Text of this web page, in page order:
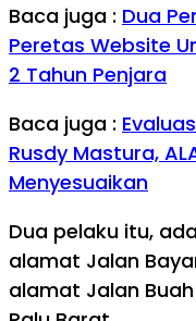
Baca juga : Dua
Peretas Website
2 Tahun Penjara
Baca juga :
Rusdy Mastura,
Menyesuaikan
Dua pelaku itu,
alamat Jalan
alamat Jalan